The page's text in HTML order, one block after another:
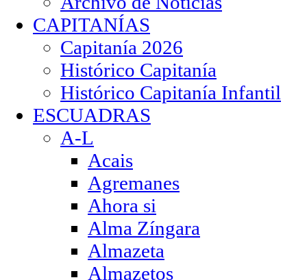
CAPITANÍAS
Capitanía 2026
Histórico Capitanía
Histórico Capitanía Infantil
ESCUADRAS
A-L
Acais
Agremanes
Ahora si
Alma Zíngara
Almazeta
Almazetos